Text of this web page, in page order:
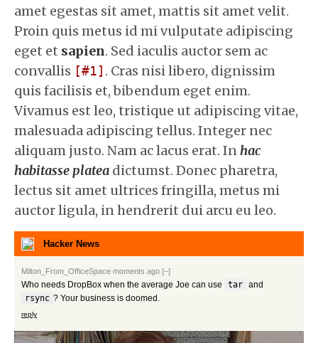
amet egestas sit amet, mattis sit amet velit.
Proin quis metus id mi vulputate adipiscing
eget et sapien. Sed iaculis auctor sem ac
convallis
1
. Cras nisi libero, dignissim
quis facilisis et, bibendum eget enim.
Vivamus est leo, tristique ut adipiscing vitae,
malesuada adipiscing tellus. Integer nec
aliquam justo. Nam ac lacus erat. Inhac
habitasse platea dictumst. Donec pharetra,
lectus sit amet ultrices fringilla, metus mi
auctor ligula, in hendrerit dui arcu eu leo.
Hacker News
Milton_From_OfficeSpace moments ago [–]
Who needs DropBox when the average Joe can use tar and
rsync ? Your business is doomed.
reply